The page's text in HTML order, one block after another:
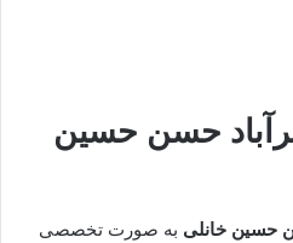
حسن حسین
حسین خانلی به صورت تخصصی